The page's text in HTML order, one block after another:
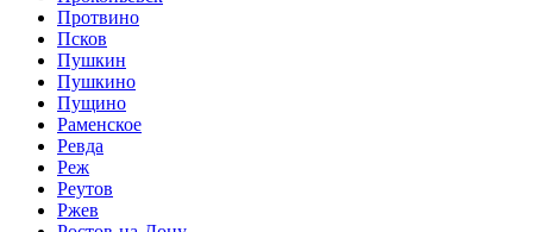
Протвино
Псков
Пушкин
Пушкино
Пущино
Раменское
Ревда
Реж
Реутов
Ржев